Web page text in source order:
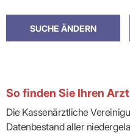
So finden Sie Ihren
Die Kassenärztliche
Datenbestand aller